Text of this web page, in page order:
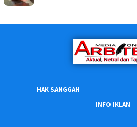
HAK SANGGAH
INFO IKLAN